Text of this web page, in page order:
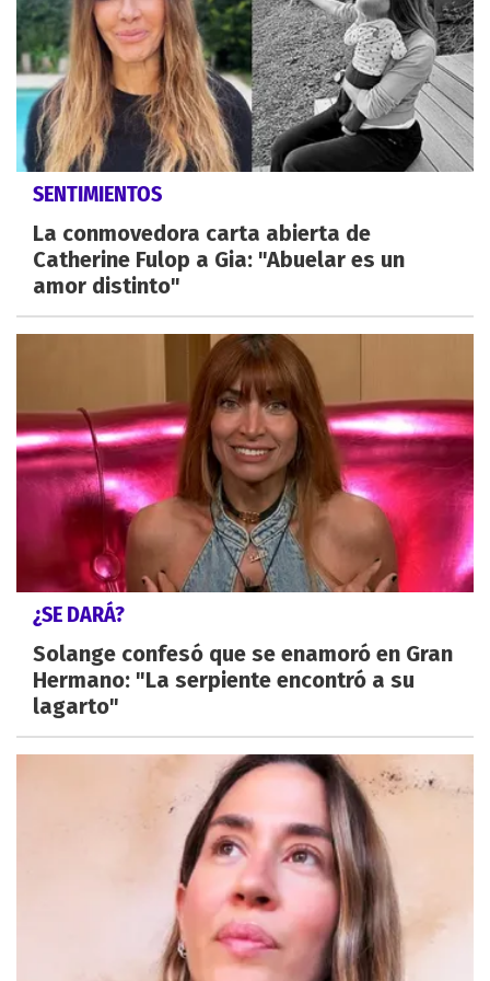
SENTIMIENTOS
La conmovedora carta abierta de
Catherine Fulop a Gia: "Abuelar es un
amor distinto"
¿SE DARÁ?
Solange confesó que se enamoró en Gran
Hermano: "La serpiente encontró a su
lagarto"